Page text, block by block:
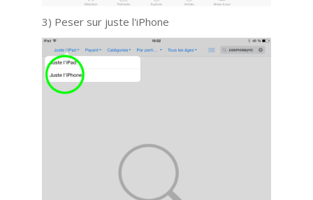
3) Peser sur juste l'iPhone